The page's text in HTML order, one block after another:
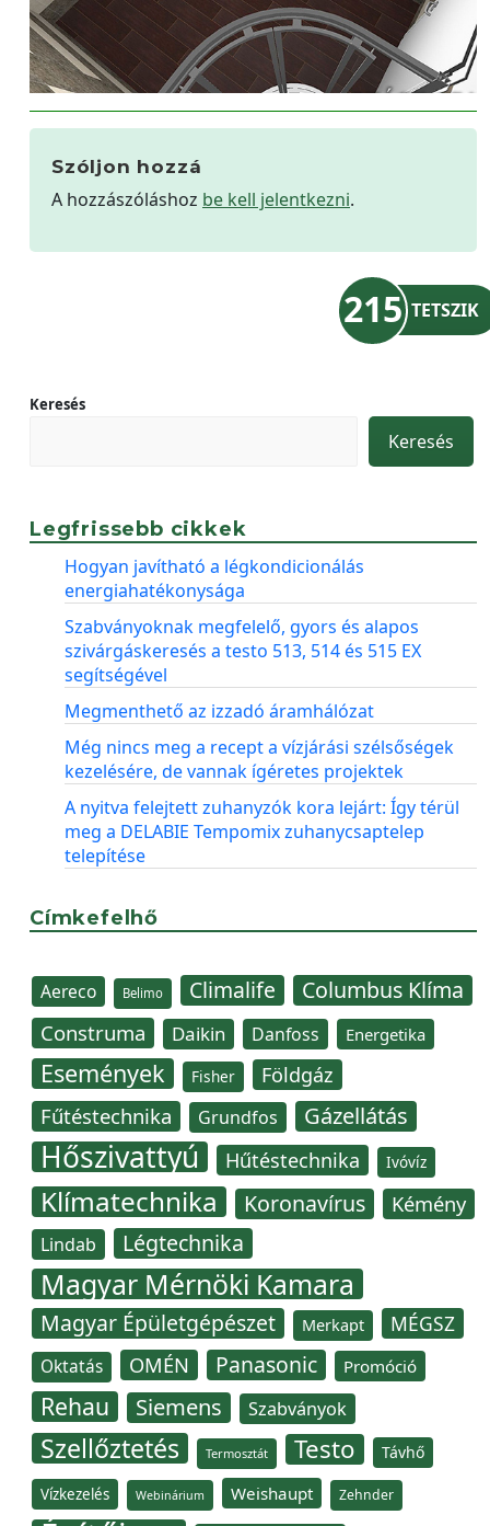
Szóljon hozzá
A hozzászóláshoz be kell jelentkezni.
215 TETSZIK
Keresés
Keresés
Legfrissebb cikkek
Hogyan javítható a légkondicionálás
energiahatékonysága
Szabványoknak megfelelő, gyors és alapos
szivárgáskeresés a testo 513, 514 és 515 EX
segítségével
Megmenthető az izzadó áramhálózat
Még nincs meg a recept a vízjárási szélsőségek
kezelésére, de vannak ígéretes projektek
A nyitva felejtett zuhanyzók kora lejárt: Így térül
meg a DELABIE Tempomix zuhanycsaptelep
telepítése
Címkefelhő
Aereco Belimo Climalife Columbus Klíma
Construma Daikin Danfoss Energetika
Események Fisher Földgáz
Fűtéstechnika Grundfos Gázellátás
Hőszivattyú Hűtéstechnika Ivóvíz
Klímatechnika Koronavírus Kémény
Lindab Légtechnika
Magyar Mérnöki Kamara
Magyar Épületgépészet Merkapt MÉGSZ
Oktatás OMÉN Panasonic Promóció
Rehau Siemens Szabványok
Szellőztetés Termosztát Testo Távhő
Vízkezelés Webinárium Weishaupt Zehnder